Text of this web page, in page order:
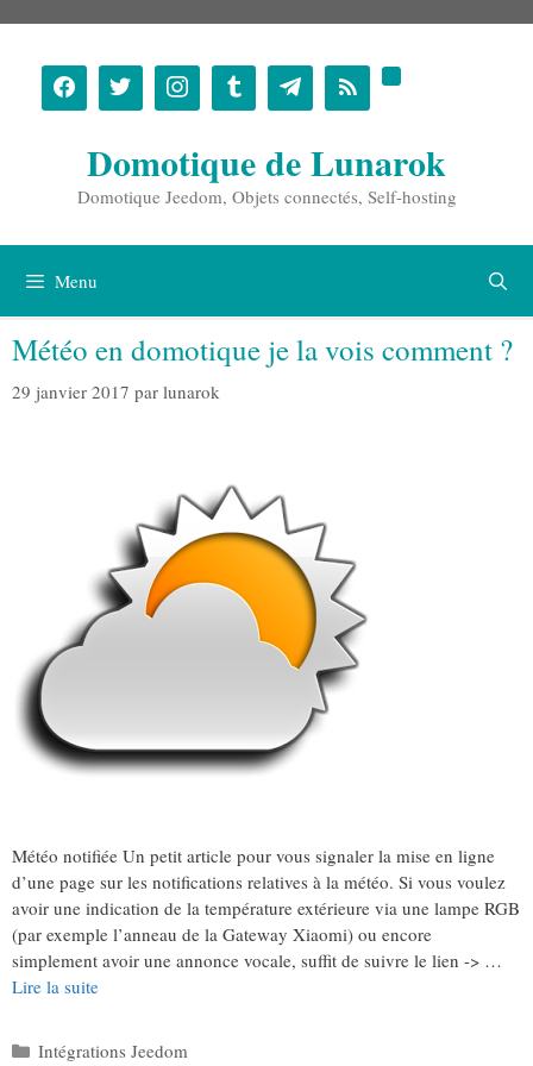
contenu
Domotique de Lunarok
Domotique Jeedom, Objets connectés, Self-hosting
Menu
Météo en domotique je la vois comment ?
29 janvier 2017 par lunarok
Météo notifiée Un petit article pour vous signaler la mise en ligne
d’une page sur les notifications relatives à la météo. Si vous voulez
avoir une indication de la température extérieure via une lampe RGB
(par exemple l’anneau de la Gateway Xiaomi) ou encore
simplement avoir une annonce vocale, suffit de suivre le lien -> …
Lire la suite
Catégories
Intégrations Jeedom